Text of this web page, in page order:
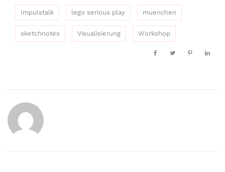
Impulstalk lego serious play muenchen
sketchnotes Visualisierung Workshop